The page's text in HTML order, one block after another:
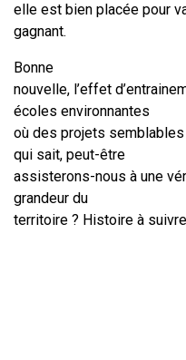
elle est bien placée pour
gagnant.
Bonne
nouvelle, l’effet
écoles environnantes
où des projets
qui sait, peut-être
assisterons-nous à une
grandeur du
territoire ? Histoire à